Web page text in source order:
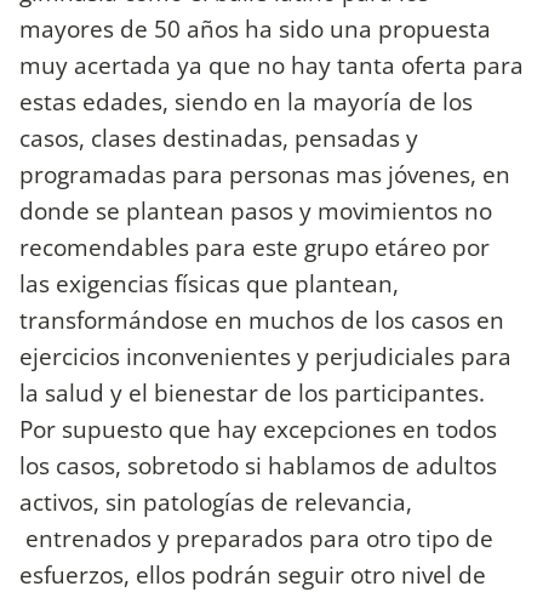
mayores de 50 años ha sido una propuesta
muy acertada ya que no hay tanta oferta para
estas edades, siendo en la mayoría de los
casos, clases destinadas, pensadas y
programadas para personas mas jóvenes, en
donde se plantean pasos y movimientos no
recomendables para este grupo etáreo por
las exigencias físicas que plantean,
transformándose en muchos de los casos en
ejercicios inconvenientes y perjudiciales para
la salud y el bienestar de los participantes.
Por supuesto que hay excepciones en todos
los casos, sobretodo si hablamos de adultos
activos, sin patologías de relevancia,
entrenados y preparados para otro tipo de
esfuerzos, ellos podrán seguir otro nivel de